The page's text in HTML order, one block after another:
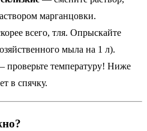
марганцовки.
всего, тля. Опрыскайте
мыла на 1 л).
проверьте температуру! Ниже
в спячку.